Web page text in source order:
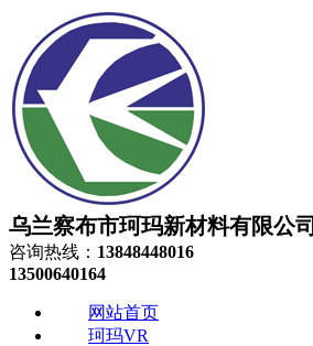
乌兰察布市珂玛新材料有限公司
咨询热线： 13848448016
13500640164
网站首页
珂玛VR